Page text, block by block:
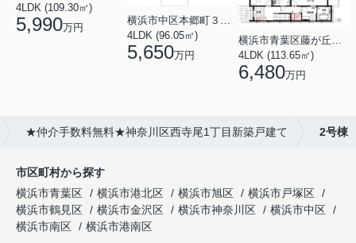
4LDK (109.30㎡)
5,990万円
4LDK (96.05㎡)
5,650万円
横浜市青葉区藤が丘１丁目
4LDK (113.65㎡)
6,480万円
★仲介手数料無料★神奈川区西寺尾1丁目新築戸建て 2号棟
市区町村から探す
横浜市青葉区
横浜市港北区 横浜市旭区
横浜市戸塚区
横浜市鶴見区
横浜市金沢区 横浜市神奈川区
横浜市中区
横浜市南区
横浜市港南区